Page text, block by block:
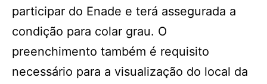
participar do Enade e terá assegurada a
condição para colar grau. O
preenchimento também é requisito
necessário para a visualização do local da